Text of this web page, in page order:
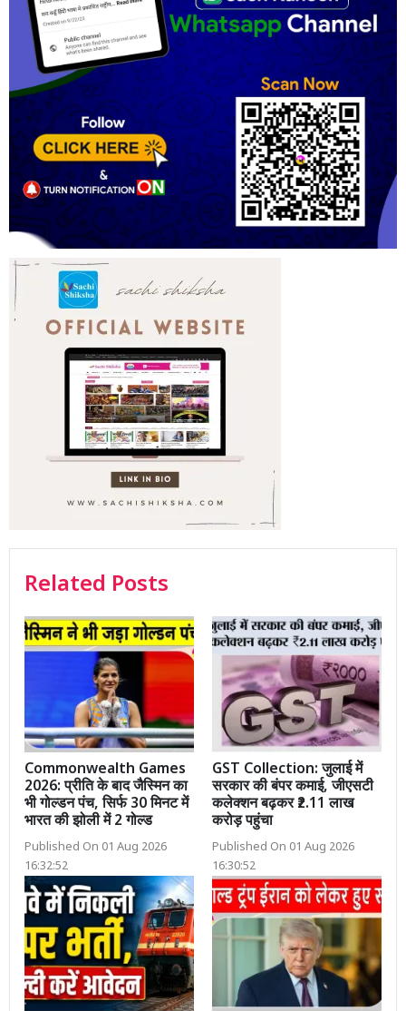
Related Posts
Commonwealth Games
2026: प्रीति के बाद जैस्मिन का
भी गोल्डन पंच, सिर्फ 30 मिनट में
भारत की झोली में 2 गोल्ड
Published On 01 Aug 2026
16:32:52
GST Collection: जुलाई में
सरकार की बंपर कमाई, जीएसटी
कलेक्शन बढ़कर ₹2.11 लाख
करोड़ पहुंचा
Published On 01 Aug 2026
16:30:52